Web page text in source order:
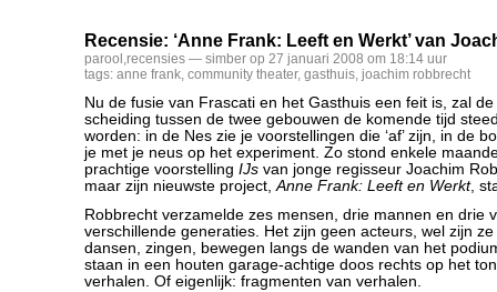
Recensie: ‘Anne Frank: Leeft en Werkt’ van
parool ,recensies — simber op 27 januari 2008 om 18:14 uur
tags: anne frank, community theater, gasthuis, joachim robbrecht
Nu de fusie van Frascati en het Gasthuis een feit is, zal
scheiding tussen de twee gebouwen de komende tijd
worden: in de Nes zie je voorstellingen die ‘af’ zijn, in de
je met je neus op het experiment. Zo stond enkele
prachtige voorstelling IJs van jonge regisseur Joachim
maar zijn nieuwste project,Anne Frank: Leeft en Werkt,
Robbrecht verzamelde zes mensen, drie mannen en drie
verschillende generaties. Het zijn geen acteurs, wel zijn
dansen, zingen, bewegen langs de wanden van het
staan in een houten garage-achtige doos rechts op het
verhalen. Of eigenlijk: fragmenten van verhalen.